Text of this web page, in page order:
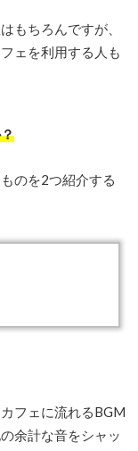
もちろんですが、
ェを利用する人も
のを2つ紹介する
フェに流れるBGM
余計な音をシャッ